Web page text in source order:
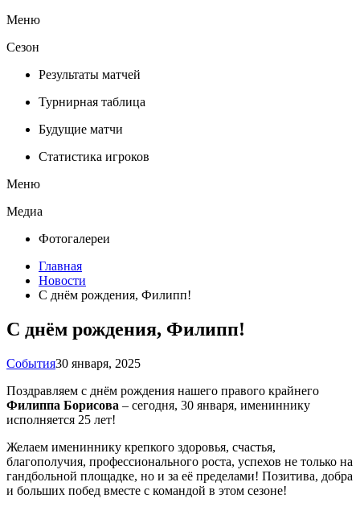
Меню
Сезон
Результаты матчей
Турнирная таблица
Будущие матчи
Статистика игроков
Меню
Медиа
Фотогалереи
Главная
Новости
С днём рождения, Филипп!
С днём рождения, Филипп!
События30 января, 2025
Поздравляем с днём рождения нашего правого крайнего
Филиппа Борисова – сегодня, 30 января, имениннику
исполняется 25 лет!
Желаем имениннику крепкого здоровья, счастья,
благополучия, профессионального роста, успехов не только на
гандбольной площадке, но и за её пределами! Позитива, добра
и больших побед вместе с командой в этом сезоне!